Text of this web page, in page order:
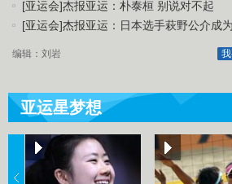
[亚运会]杰报亚运：朴泰桓 别说对不起
[亚运会]杰报亚运：日本选手萩野公介成为
编辑：刘岩
亚运星梦想